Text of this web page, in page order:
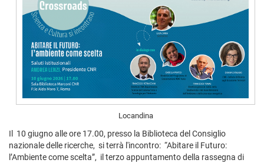
Locandina
Il 10 giugno alle ore 17.00, presso la Biblioteca del Consiglio
nazionale delle ricerche, si terrà l'incontro: “Abitare il Futuro:
l’Ambiente come scelta”, il terzo appuntamento della rassegna di